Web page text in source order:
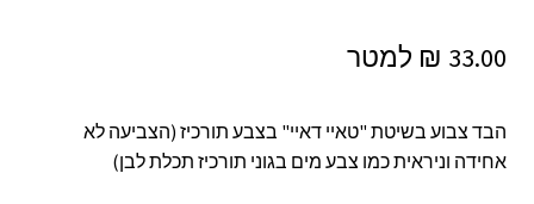
33.00
₪
הבד צבוע בשיטת "טאיי דאיי" בצבע תורכיז (הצביעה לא
אחידה וניראית כמו צבע מים בגוני תורכיז תכלת לבן)